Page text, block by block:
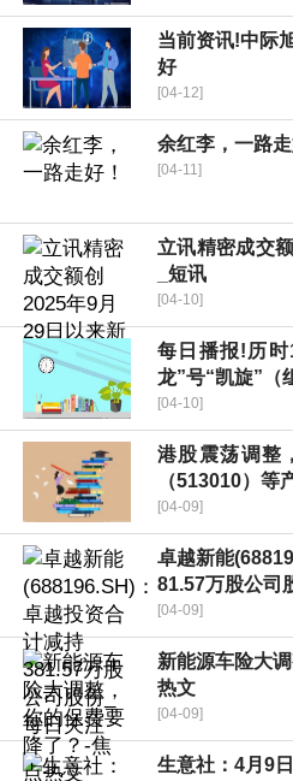
当前资讯!中际
好
[04-12]
余红李，一路走
[04-11]
立讯精密成交
_短讯
[04-10]
每日播报!历
龙”号“凯旋”（
[04-10]
港股震荡调整
（513010）等
[04-09]
卓越新能
81.57万股公司
[04-09]
新能源车险大
热文
[04-09]
生意社：4月9